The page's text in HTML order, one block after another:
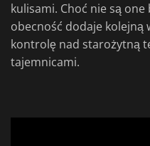
kulisami. Choć nie są
obecność dodaje kolejną
kontrolę nad starożytną
tajemnicami.